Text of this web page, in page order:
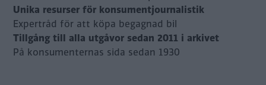
Unika resurser för konsumentjournalistik
Expertråd för att köpa begagnad bil
Tillgång till alla utgåvor sedan 2011 i arkivet
På konsumenternas sida sedan 1930